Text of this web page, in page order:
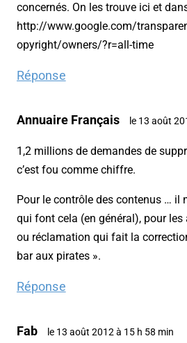
concernés. On les trouve ici et
http://www.google.com/
opyright/owners/?r=all-time
Réponse
Annuaire Français le 13 août
1,2 millions de demandes de
c’est fou comme chiffre.
Pour le contrôle des contenus … il
qui font cela (en général), pour les
ou réclamation qui fait la
bar aux pirates ».
Réponse
Fab le 13 août 2012 à 15 h 58 min